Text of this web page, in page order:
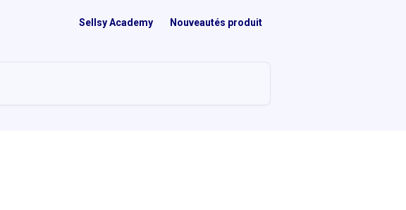
Sellsy Academy Nouveautés produit